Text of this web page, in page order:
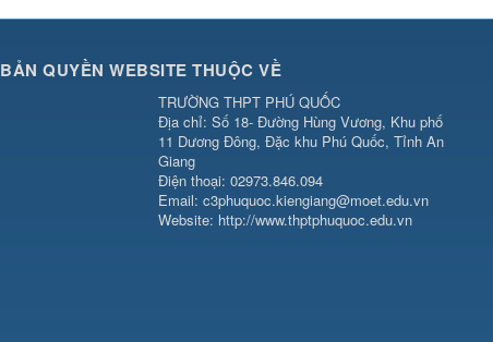
BẢN QUYỀN WEBSITE THUỘC VỀ
TRƯỜNG THPT PHÚ QUỐC
Địa chỉ: Số 18- Đường Hùng Vương, Khu phố
11 Dương Đông, Đặc khu Phú Quốc, Tỉnh An
Giang
Điện thoại: 02973.846.094
Email: c3phuquoc.kiengiang@moet.edu.vn
Website: http://www.thptphuquoc.edu.vn